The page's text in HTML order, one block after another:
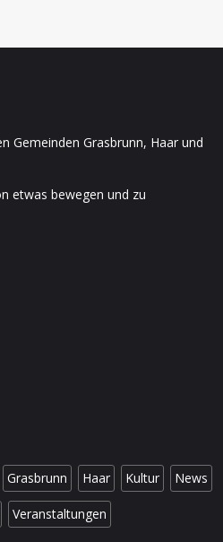
Gemeinden Grasbrunn, Haar und
etwas bewegen und zu
Grasbrunn Haar Kultur News
Veranstaltungen